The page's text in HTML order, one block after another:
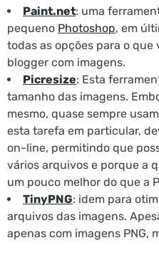
Paint.net: uma
pequeno Photoshop, em
todas as opções para o
blogger com imagens.
Picresize: Esta
tamanho das imagens.
mesmo, quase sempre
esta tarefa em particular,
on-line, permitindo que
vários arquivos e porque a
um pouco melhor do que a
TinyPNG: idem para
arquivos das imagens.
apenas com imagens PNG,